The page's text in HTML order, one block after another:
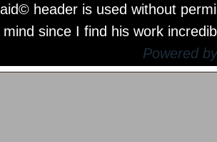
header is used without
mind since I find his work
Powered